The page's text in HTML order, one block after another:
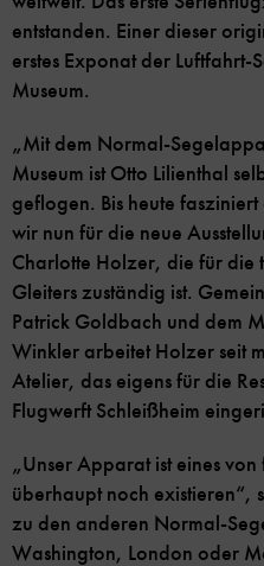
entstanden. Einer dieser
erstes Exponat der Luftfahrt-
Museum.
„Mit dem Normal-
Museum ist Otto Lilienthal
geflogen. Bis heute
wir nun für die neue
Charlotte Holzer, die für die
Gleiters zuständig ist.
Patrick Goldbach und dem
Winkler arbeitet Holzer seit
Atelier, das eigens für die
Flugwerft Schleißheim
„Unser Apparat ist eines
überhaupt noch existieren“,
zu den anderen Normal-
Washington, London oder